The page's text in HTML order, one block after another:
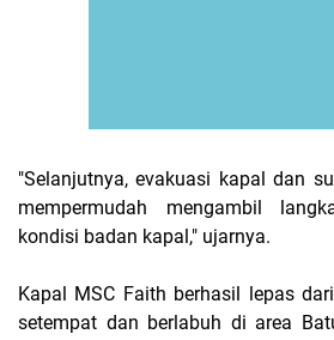
"Selanjutnya, evakuasi kapal dan
mempermudah mengambil
kondisi badan kapal," ujarnya.
Kapal MSC Faith berhasil lepas
setempat dan berlabuh di area